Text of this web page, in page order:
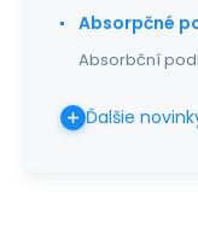
Absorpčné
Absorbční
Ďalšie